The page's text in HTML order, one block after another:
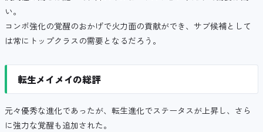
い。
コンボ強化の覚醒のおかげで火力面の貢献ができ、サブ候補として
は常にトップクラスの需要となるだろう。
転生メイメイの総評
元々優秀な進化であったが、転生進化でステータスが上昇し、さら
に強力な覚醒も追加された。